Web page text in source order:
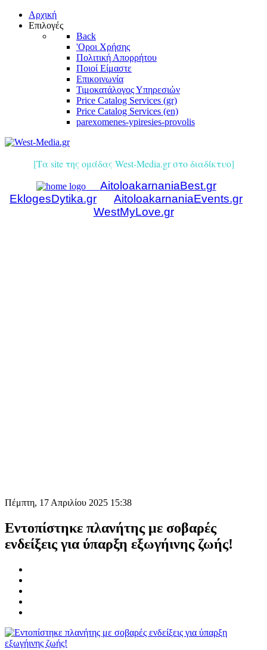
Αρχική
Επιλογές
Back
'Οροι Χρήσης
Πολιτική Απορρήτου
Ποιοί Είμαστε
Επικοινωνία
Τιμοκατάλογος Υπηρεσιών
Price Catalog Services (gr)
Price Catalog Services (en)
parexomenes-ypiresies-provolis
[Τα site της ομάδας West-Media.gr στο διαδίκτυο]
AitoloakarnaniaBest.gr
EklogesDytika.gr
AitoloakarnaniaEvents.gr
WestMyLove.gr
Πέμπτη, 17 Απριλίου 2025 15:38
Εντοπίστηκε πλανήτης με σοβαρές
ενδείξεις για ύπαρξη εξωγήινης ζωής!